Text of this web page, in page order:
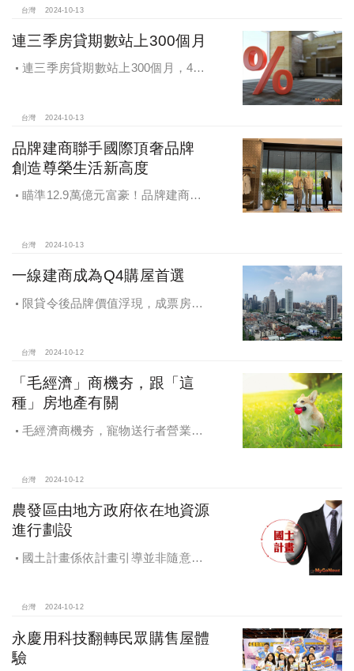
台灣 2024-10-13
連三季房貸期數站上300個月
連三季房貸期數站上300個月，4都
台灣 2024-10-13
品牌建商聯手國際頂奢品牌
創造尊榮生活新高度
瞄準12.9萬億元富豪！品牌建商聯
台灣 2024-10-13
一線建商成為Q4購屋首選
限貸令後品牌價值浮現，成票房保
台灣 2024-10-12
「毛經濟」商機夯，跟「這
種」房地產有關
毛經濟商機夯，寵物送行者營業額
台灣 2024-10-12
農發區由地方政府依在地資源
進行劃設
國土計畫係依計畫引導並非隨意亂
台灣 2024-10-12
永慶用科技翻轉民眾購售屋體
驗